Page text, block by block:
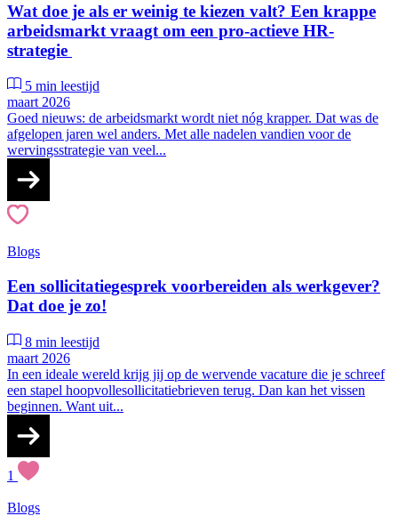
Wat doe je als er weinig te kiezen valt? Een krappe
arbeidsmarkt vraagt om een pro-actieve HR-
strategie
5 min leestijd
maart 2026
Goed nieuws: de arbeidsmarkt wordt niet nóg krapper. Dat was de
afgelopen jaren wel anders. Met alle nadelen vandien voor de
wervingsstrategie van veel...
Blogs
Een sollicitatiegesprek voorbereiden als werkgever?
Dat doe je zo!
8 min leestijd
maart 2026
In een ideale wereld krijg jij op de wervende vacature die je schreef
een stapel hoopvollesollicitatiebrieven terug. Dan kan het vissen
beginnen. Want uit...
1
Blogs